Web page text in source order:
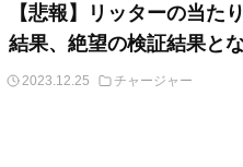
【悲報】リッターの当た
結果、絶望の検証結果と
2023.12.25 チャージャー